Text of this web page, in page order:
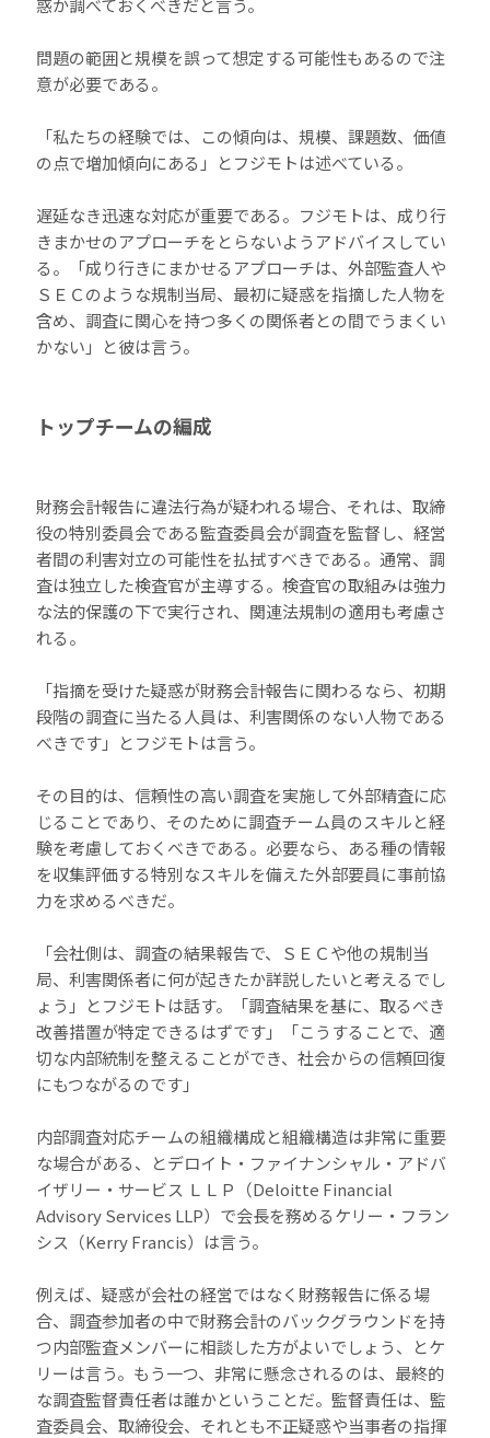
惑か調べておくべきだと言う。
問題の範囲と規模を誤って想定する可能性もあるので注
意が必要である。
「私たちの経験では、この傾向は、規模、課題数、価値
の点で増加傾向にある」とフジモトは述べている。
遅延なき迅速な対応が重要である。フジモトは、成り行
きまかせのアプローチをとらないようアドバイスしてい
る。「成り行きにまかせるアプローチは、外部監査人や
ＳＥＣのような規制当局、最初に疑惑を指摘した人物を
含め、調査に関心を持つ多くの関係者との間でうまくい
かない」と彼は言う。
トップチームの編成
財務会計報告に違法行為が疑われる場合、それは、取締
役の特別委員会である監査委員会が調査を監督し、経営
者間の利害対立の可能性を払拭すべきである。通常、調
査は独立した検査官が主導する。検査官の取組みは強力
な法的保護の下で実行され、関連法規制の適用も考慮さ
れる。
「指摘を受けた疑惑が財務会計報告に関わるなら、初期
段階の調査に当たる人員は、利害関係のない人物である
べきです」とフジモトは言う。
その目的は、信頼性の高い調査を実施して外部精査に応
じることであり、そのために調査チーム員のスキルと経
験を考慮しておくべきである。必要なら、ある種の情報
を収集評価する特別なスキルを備えた外部要員に事前協
力を求めるべきだ。
「会社側は、調査の結果報告で、ＳＥＣや他の規制当
局、利害関係者に何が起きたか詳説したいと考えるでし
ょう」とフジモトは話す。「調査結果を基に、取るべき
改善措置が特定できるはずです」「こうすることで、適
切な内部統制を整えることができ、社会からの信頼回復
にもつながるのです」
内部調査対応チームの組織構成と組織構造は非常に重要
な場合がある、とデロイト・ファイナンシャル・アドバ
イザリー・サービス ＬＬＰ（Deloitte Financial
Advisory Services LLP）で会長を務めるケリー・フラン
シス（Kerry Francis）は言う。
例えば、疑惑が会社の経営ではなく財務報告に係る場
合、調査参加者の中で財務会計のバックグラウンドを持
つ内部監査メンバーに相談した方がよいでしょう、とケ
リーは言う。もう一つ、非常に懸念されるのは、最終的
な調査監督責任者は誰かということだ。監督責任は、監
査委員会、取締役会、それとも不正疑惑や当事者の指揮